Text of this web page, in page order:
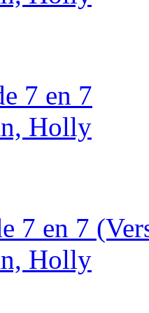
7 en 7
Holly
7 en 7
Holly